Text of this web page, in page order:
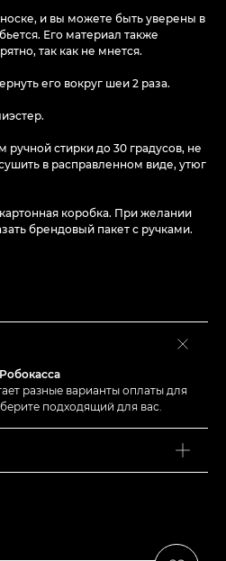
и вы можете быть уверены в
Его материал также
так как не мнется.
его вокруг шеи 2 раза.
ручной стирки до 30 градусов, не
в расправленном виде, утюг
коробка. При желании
брендовый пакет с ручками.
разные варианты оплаты для
подходящий для вас.